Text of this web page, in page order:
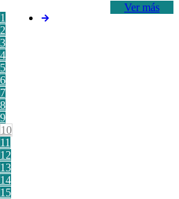
Ver más
1
2
3
4
5
6
7
8
9
10
11
12
13
14
15